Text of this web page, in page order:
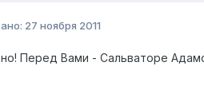
27 ноября 2011
Перед Вами - Сальваторе